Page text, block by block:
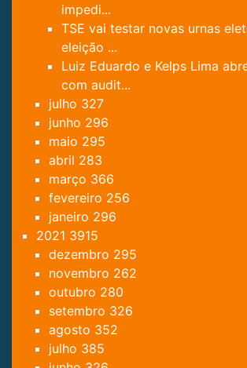
impedi...
TSE vai testar novas urnas
eleição ...
Luiz Eduardo e Kelps Lima
com audit...
julho 327
junho 296
maio 295
abril 283
março 366
fevereiro 256
janeiro 296
2021 3915
dezembro 295
novembro 262
outubro 280
setembro 326
agosto 352
julho 385